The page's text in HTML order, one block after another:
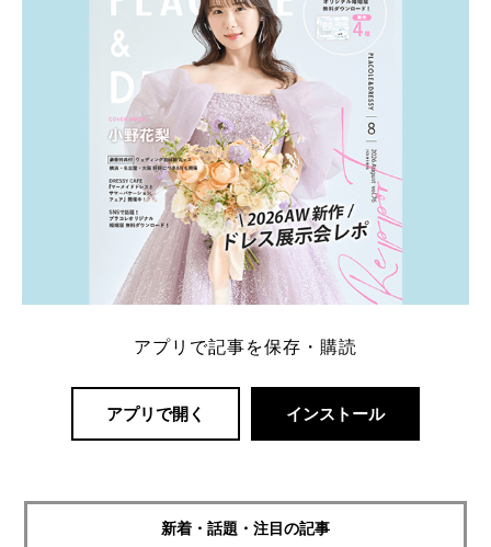
アプリで記事を保存・購読
アプリで開く インストール
新着・話題・注目の記事